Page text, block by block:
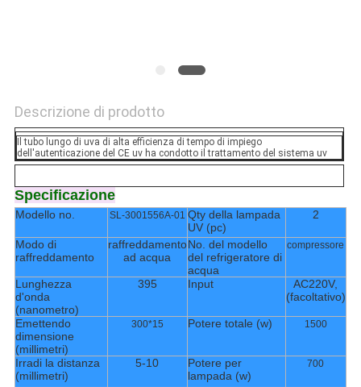
Descrizione di prodotto
Il tubo lungo di uva di alta efficienza di tempo di impiego
dell'autenticazione del CE uv ha condotto il trattamento del sistema uv
Specificazione
Modello no. SL-3001556A-01 Qty della lampada
UV (pc)
2
Modo di
raffreddamento
raffreddamento
ad acqua
No. del modello
del refrigeratore di
acqua
compressore
Lunghezza
d'onda
(nanometro)
395 Input
AC220V,
(facoltativo)
Emettendo
dimensione
(millimetri)
300*15 Potere totale (w) 1500
Irradi la distanza
(millimetri)
5-10
Potere per
lampada (w)
700